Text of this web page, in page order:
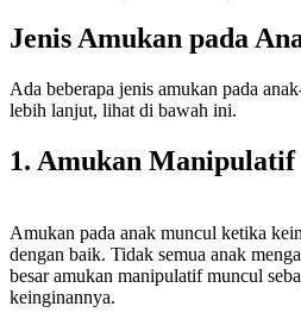
Jenis Amukan pada
Ada beberapa jenis amukan pada
lebih lanjut, lihat di bawah ini.
1. Amukan Manipulatif
Amukan pada anak muncul ketika
dengan baik. Tidak semua anak
besar amukan manipulatif muncul
keinginannya.